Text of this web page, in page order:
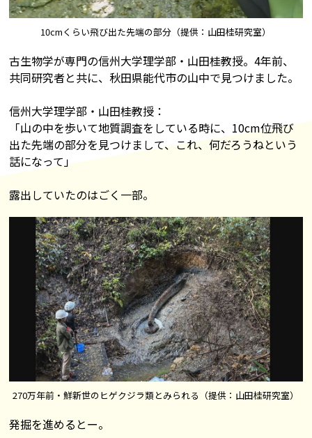
10cmくらい飛び出た先端の部分（提供：山田桂研究室）
古生物学が専門の信州大学理学部・山田桂教授。4年前、
共同研究者と共に、秋田県能代市の山中で見つけました。
信州大学理学部・山田桂教授：
「山の中を歩いて地質調査をしている時に、10cm位飛び
出た先端の部分を見つけまして、これ、何だろうねという
話になって」
露出していたのはごく一部。
270万年前・鮮新世のヒゲクジラ類とみられる（提供：山田桂研究室）
発掘を進めるとー。